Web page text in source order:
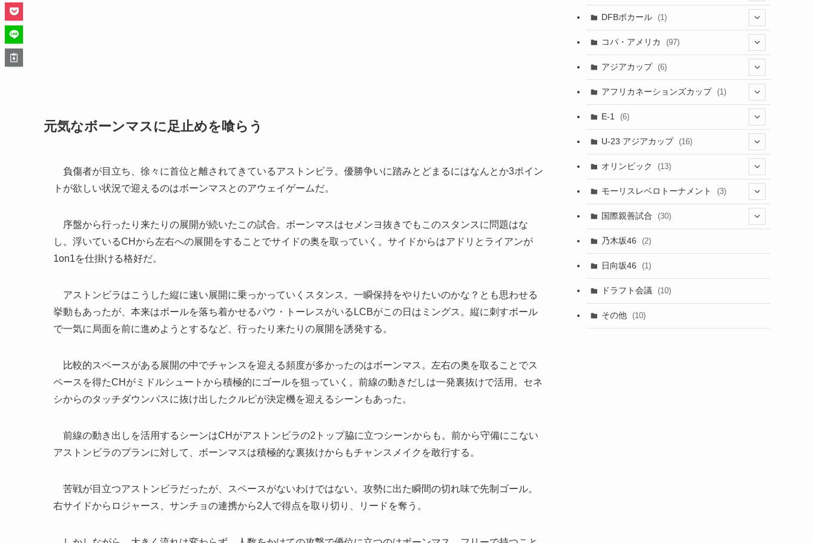
元気なボーンマスに足止めを喰らう
負傷者が目立ち、徐々に首位と離されてきているアストンビラ。優勝争いに踏みとどまるにはなんとか3ポイン
トが欲しい状況で迎えるのはボーンマスとのアウェイゲームだ。
序盤から行ったり来たりの展開が続いたこの試合。ボーンマスはセメンヨ抜きでもこのスタンスに問題はな
し。浮いているCHから左右への展開をすることでサイドの奥を取っていく。サイドからはアドリとライアンが
1on1を仕掛ける格好だ。
アストンビラはこうした縦に速い展開に乗っかっていくスタンス。一瞬保持をやりたいのかな？とも思わせる
挙動もあったが、本来はボールを落ち着かせるパウ・トーレスがいるLCBがこの日はミングス。縦に刺すボール
で一気に局面を前に進めようとするなど、行ったり来たりの展開を誘発する。
比較的スペースがある展開の中でチャンスを迎える頻度が多かったのはボーンマス。左右の奥を取ることでス
ペースを得たCHがミドルシュートから積極的にゴールを狙っていく。前線の動きだしは一発裏抜けで活用。セネ
シからのタッチダウンパスに抜け出したクルピが決定機を迎えるシーンもあった。
前線の動き出しを活用するシーンはCHがアストンビラの2トップ脇に立つシーンからも。前から守備にこない
アストンビラのプランに対して、ボーンマスは積極的な裏抜けからもチャンスメイクを敢行する。
苦戦が目立つアストンビラだったが、スペースがないわけではない。攻勢に出た瞬間の切れ味で先制ゴール。
右サイドからロジャース、サンチョの連携から2人で得点を取り切り、リードを奪う。
DFBポカール (1)
コパ・アメリカ (97)
(32)
(48)
(7)
(11)
アジアカップ (6)
(5)
アフリカネーションズカップ (1)
E-1 (6)
(4)
(2)
U-23 アジアカップ (16)
(2)
オリンピック (13)
(8)
モーリスレベロトーナメント (3)
国際親善試合 (30)
(1)
(7)
乃木坂46 (2)
日向坂46 (1)
ドラフト会議 (10)
その他 (10)